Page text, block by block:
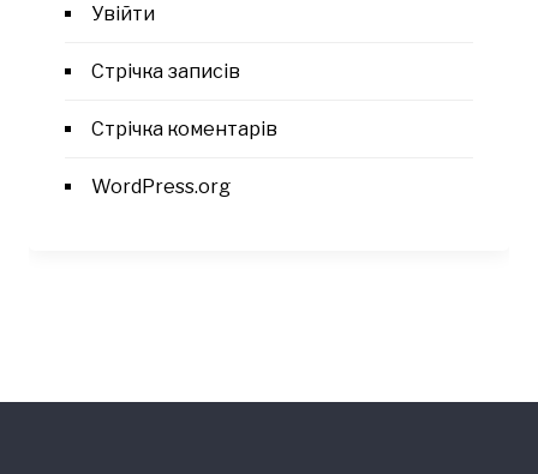
Увійти
Стрічка записів
Стрічка коментарів
WordPress.org